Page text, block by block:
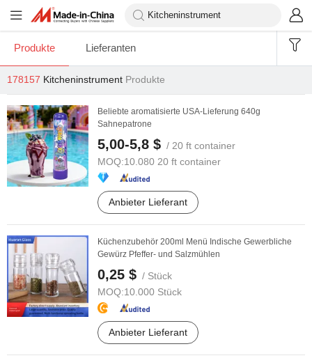
Produkte Lieferanten
178157 Kitcheninstrument Produkte
Beliebte aromatisierte USA-Lieferung 640g
Sahnepatrone
5,00-5,8 $ / 20 ft container
MOQ:10.080 20 ft container
Anbieter Lieferant
Küchenzubehör 200ml Menü Indische Gewerbliche
Gewürz Pfeffer- und Salzmühlen
0,25 $ / Stück
MOQ:10.000 Stück
Anbieter Lieferant